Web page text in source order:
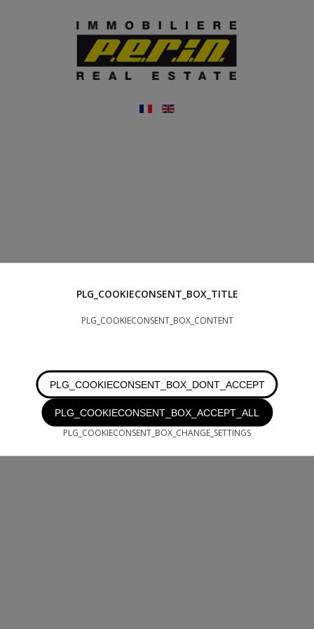
PLG_COOKIECONSENT_BOX_TITLE
PLG_COOKIECONSENT_BOX_CONTENT
PLG_COOKIECONSENT_BOX_DONT_ACCEPT
PLG_COOKIECONSENT_BOX_ACCEPT_ALL
PLG_COOKIECONSENT_BOX_CHANGE_SETTINGS